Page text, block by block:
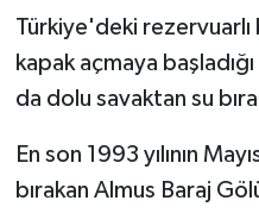
Türkiye'deki rezervuarlı
kapak açmaya
da dolu savaktan su
En son 1993 yılının
bırakan Almus Baraj